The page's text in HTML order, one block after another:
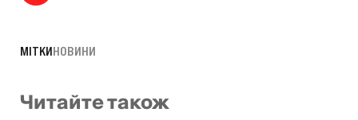
МІТКИНОВИНИ
Читайте також